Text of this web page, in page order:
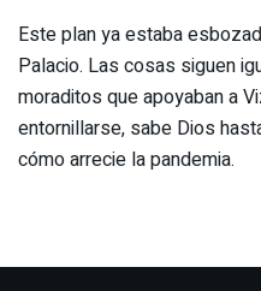
Este plan ya estaba
Palacio. Las cosas siguen
moraditos que apoyaban a
entornillarse, sabe Dios
cómo arrecie la pandemia.